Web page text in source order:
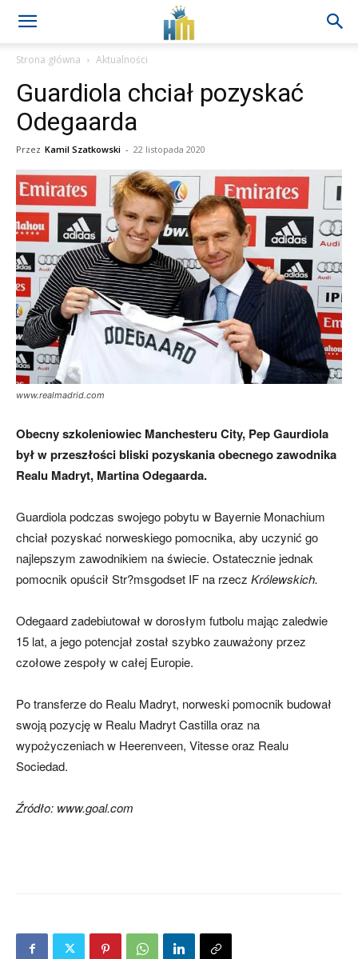
Strona główna Aktualności
Guardiola chciał pozyskać
Odegaarda
Przez Kamil Szatkowski - 22 listopada 2020
www.realmadrid.com
Obecny szkoleniowiec Manchesteru City, Pep Gaurdiola
był w przeszłości bliski pozyskania obecnego zawodnika
Realu Madryt, Martina Odegaarda.
Guardiola podczas swojego pobytu w Bayernie Monachium
chciał pozyskać norweskiego pomocnika, aby uczynić go
najlepszym zawodnikiem na świecie. Ostatecznie jednak
pomocnik opuścił Str?msgodset IF na rzecz Królewskich.
Odegaard zadebiutował w dorosłym futbolu mając zaledwie
15 lat, a jego potencjał został szybko zauważony przez
czołowe zespoły w całej Europie.
Po transferze do Realu Madryt, norweski pomocnik budował
swoją pozycję w Realu Madryt Castilla oraz na
wypożyczeniach w Heerenveen, Vitesse oraz Realu
Sociedad.
Źródło: www.goal.com